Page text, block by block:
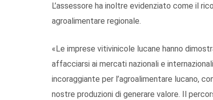
L’assessore ha inoltre evidenziato come il
agroalimentare regionale.
«Le imprese vitivinicole lucane hanno
affacciarsi ai mercati nazionali e
incoraggiante per l’agroalimentare lucano,
nostre produzioni di generare valore. Il